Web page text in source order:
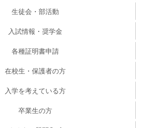
生徒会・部活動
入試情報・奨学金
各種証明書申請
在校生・保護者の方
入学を考えている方
卒業生の方